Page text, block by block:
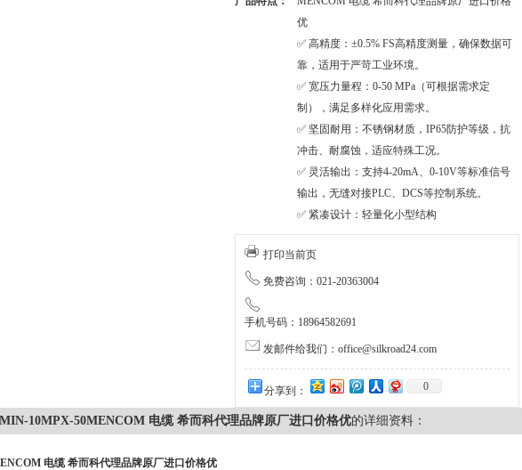
优
✅ 高精度：±0.5% FS高精度测量，确保数据可
靠，适用于严苛工业环境。
✅ 宽压力量程：0-50 MPa（可根据需求定
制），满足多样化应用需求。
✅ 坚固耐用：不锈钢材质，IP65防护等级，抗
冲击、耐腐蚀，适应特殊工况。
✅ 灵活输出：支持4-20mA、0-10V等标准信号
输出，无缝对接PLC、DCS等控制系统。
✅ 紧凑设计：轻量化小型结构
打印当前页
免费咨询：021-20363004
手机号码：18964582691
发邮件给我们：office@silkroad24.com
分享到： 0
MIN-10MPX-50MENCOM 电缆 希而科代理品牌原厂进口价格优的详细资料：
电缆 希而科代理品牌原厂进口价格优